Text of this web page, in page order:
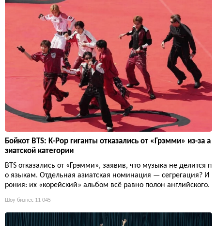
Бойкот BTS: K-Pop гиганты отказались от «Грэмми» из-за а
зиатской категории
BTS отказались от «Грэмми», заявив, что музыка не делится п
о языкам. Отдельная азиатская номинация — сегрегация? И
рония: их «корейский» альбом всё равно полон английского.
Шоу-бизнес 11 045